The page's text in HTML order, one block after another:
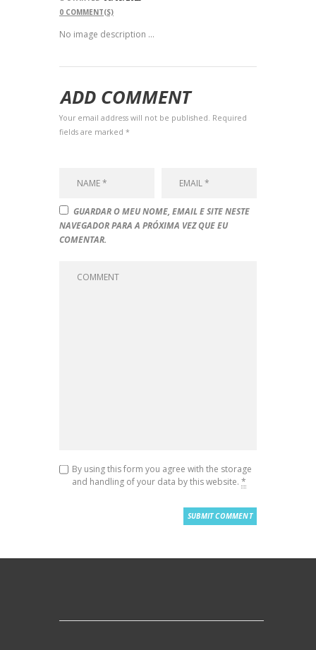
0 COMMENT(S)
No image description ...
ADD COMMENT
Your email address will not be published. Required
fields are marked *
GUARDAR O MEU NOME, EMAIL E SITE NESTE
NAVEGADOR PARA A PRÓXIMA VEZ QUE EU
COMENTAR.
By using this form you agree with the storage
and handling of your data by this website. *